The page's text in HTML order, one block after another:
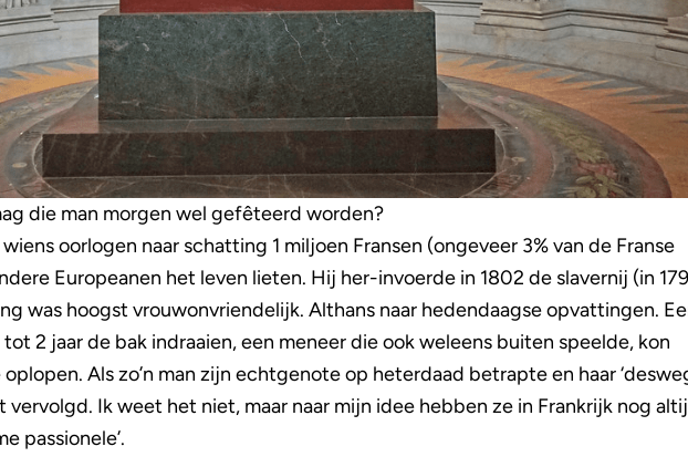
die man morgen wel gefêteerd worden?
oorlogen naar schatting 1 miljoen Fransen (ongeveer 3% van de Franse
Europeanen het leven lieten. Hij her-invoerde in 1802 de slavernij (in
was hoogst vrouwonvriendelijk. Althans naar hedendaagse opvattingen.
2 jaar de bak indraaien, een meneer die ook weleens buiten speelde, kon
Als zo’n man zijn echtgenote op heterdaad betrapte en haar
Ik weet het niet, maar naar mijn idee hebben ze in Frankrijk nog
passionele’.